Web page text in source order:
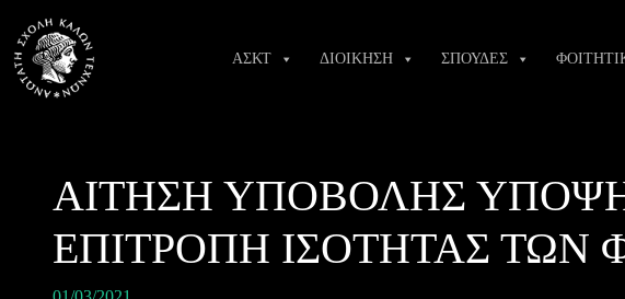
content
ΑΣΚΤ ΔΙΟΙΚΗΣΗ ΣΠΟΥΔΕΣ
ΑΙΤΗΣΗ ΥΠΟΒΟΛΗΣ
ΕΠΙΤΡΟΠΗ ΙΣΟΤΗΤΑΣ ΤΩΝ